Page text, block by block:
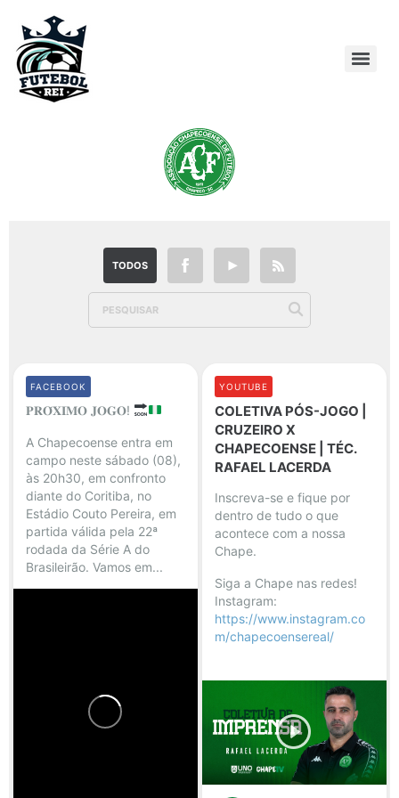
TODOS
𝐏𝐑𝐎́𝐗𝐈𝐌𝐎 𝐉𝐎𝐆𝐎!
A Chapecoense entra em
campo neste sábado (08),
às 20h30, em confronto
diante do Coritiba, no
Estádio Couto Pereira, em
partida válida pela 22ª
rodada da Série A do
Brasileirão. Vamos em...
FACEBOOK
COLETIVA PÓS-JOGO |
CRUZEIRO X
CHAPECOENSE | TÉC.
RAFAEL LACERDA
Inscreva-se e fique por
dentro de tudo o que
acontece com a nossa
Chape.
Siga a Chape nas redes!
Instagram:
https://www.instagram.co
m/chapecoensereal/
YOUTUBE